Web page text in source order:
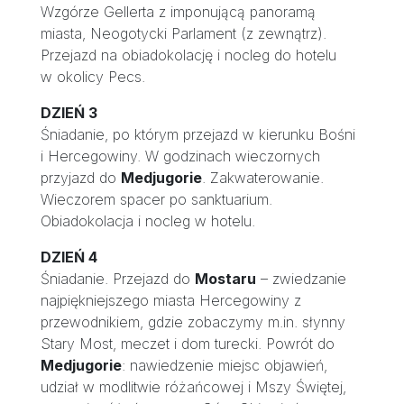
Wzgórze Gellerta z imponującą panoramą
miasta, Neogotycki Parlament (z zewnątrz).
Przejazd na obiadokolację i nocleg do hotelu
w okolicy Pecs.
DZIEŃ 3
Śniadanie, po którym przejazd w kierunku Bośni
i Hercegowiny. W godzinach wieczornych
przyjazd do Medjugorie. Zakwaterowanie.
Wieczorem spacer po sanktuarium.
Obiadokolacja i nocleg w hotelu.
DZIEŃ 4
Śniadanie. Przejazd do Mostaru – zwiedzanie
najpiękniejszego miasta Hercegowiny z
przewodnikiem, gdzie zobaczymy m.in. słynny
Stary Most, meczet i dom turecki. Powrót do
Medjugorie: nawiedzenie miejsc objawień,
udział w modlitwie różańcowej i Mszy Świętej,